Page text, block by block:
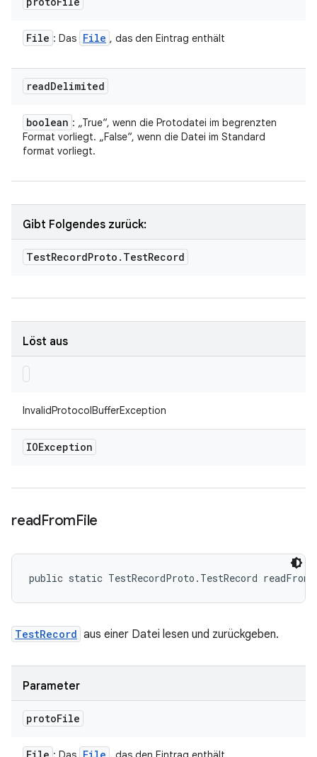
File : Das File , das den Eintrag enthält
readDelimited
boolean : „True“, wenn die Protodatei im begrenzten
Format vorliegt. „False“, wenn die Datei im Standard
format vorliegt.
Gibt Folgendes zurück:
TestRecordProto . TestRecord
Löst aus
InvalidProtocolBufferException
IOException
readFromFile
public static TestRecordProto.TestRecord
TestRecord aus einer Datei lesen und zurückgeben.
Parameter
protoFile